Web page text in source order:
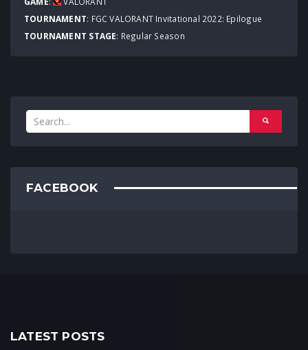
TOURNAMENT: FGC VALORANT Invitational 2022: Epilogue
TOURNAMENT STAGE: Regular Season
FACEBOOK
LATEST POSTS